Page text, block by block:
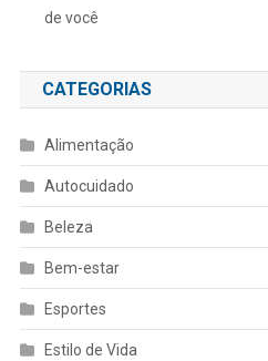
de você
CATEGORIAS
Alimentação
Autocuidado
Beleza
Bem-estar
Esportes
Estilo de Vida